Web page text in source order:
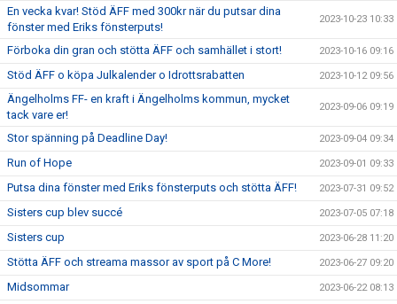
En vecka kvar! Stöd ÄFF med 300kr när du putsar dina
fönster med Eriks fönsterputs!
2023-10-23 10:33
Förboka din gran och stötta ÄFF och samhället i stort! 2023-10-16 09:16
Stöd ÄFF o köpa Julkalender o Idrottsrabatten 2023-10-12 09:56
Ängelholms FF- en kraft i Ängelholms kommun, mycket
tack vare er!
2023-09-06 09:19
Stor spänning på Deadline Day! 2023-09-04 09:34
Run of Hope 2023-09-01 09:33
Putsa dina fönster med Eriks fönsterputs och stötta ÄFF! 2023-07-31 09:52
Sisters cup blev succé 2023-07-05 07:18
Sisters cup 2023-06-28 11:20
Stötta ÄFF och streama massor av sport på C More! 2023-06-27 09:20
Midsommar 2023-06-22 08:13